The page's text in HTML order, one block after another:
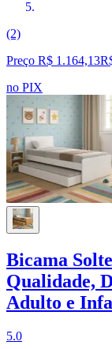
(2)
Preço R$ 1.164,13
no PIX
Bicama
Qualidade,
Adulto e
5.0